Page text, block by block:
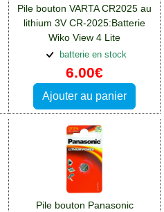
Pile bouton VARTA CR2025 au
lithium 3V CR-2025:Batterie
Wiko View 4 Lite
batterie en stock
6.00€
Ajouter au panier
Pile bouton Panasonic